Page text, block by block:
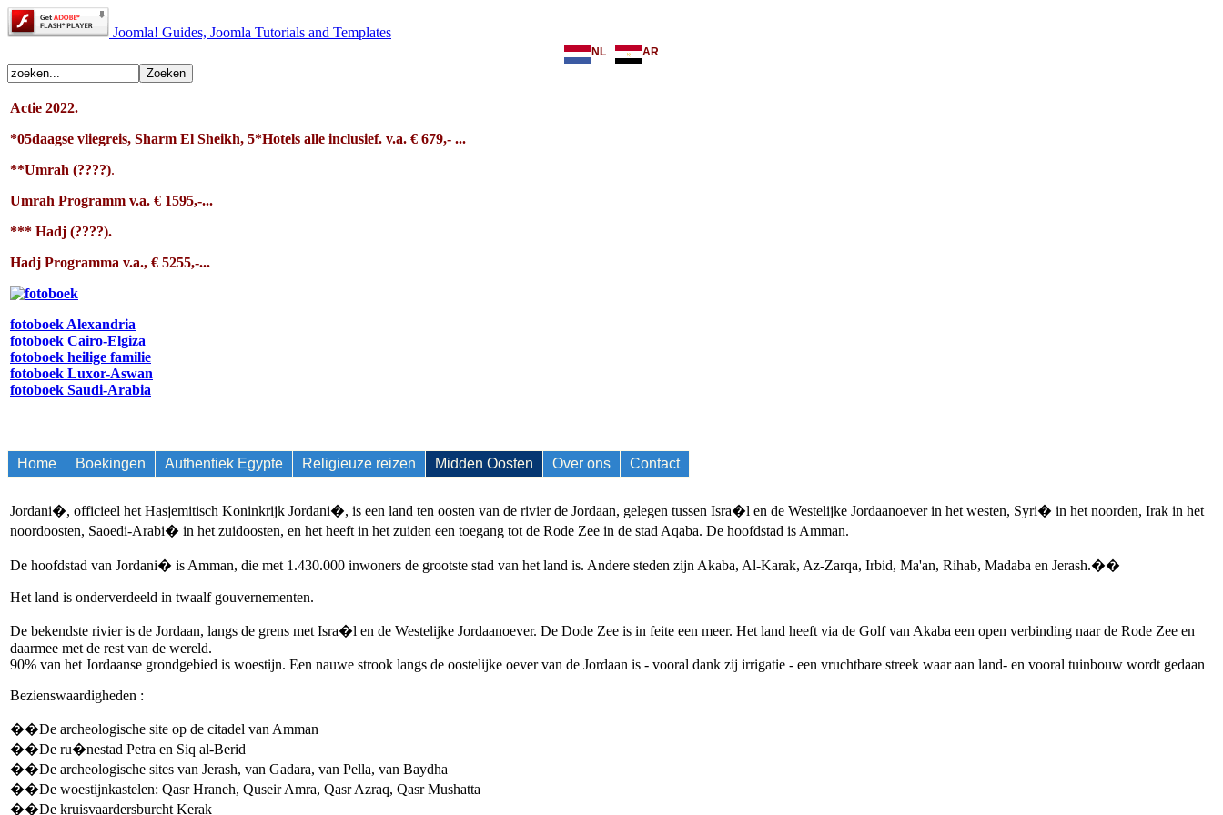
Joomla! Guides, Joomla Tutorials and Templates
NL AR
Actie 2022.
*05daagse vliegreis, Sharm El Sheikh, 5*Hotels alle inclusief. v.a. € 679,- ...
**Umrah (????).
Umrah Programm v.a. € 1595,-...
*** Hadj (????).
Hadj Programma v.a., € 5255,-...
fotoboek Alexandria
fotoboek Cairo-Elgiza
fotoboek heilige familie
fotoboek Luxor-Aswan
fotoboek Saudi-Arabia
Home Boekingen Authentiek Egypte Religieuze reizen Midden Oosten Over ons Contact
Jordani�, officieel het Hasjemitisch Koninkrijk Jordani�, is een land ten oosten van de rivier de Jordaan, gelegen tussen Isra�l en de Westelijke Jordaanoever in het westen, Syri� in het noorden, Irak in het
noordoosten, Saoedi-Arabi� in het zuidoosten, en het heeft in het zuiden een toegang tot de Rode Zee in de stad Aqaba. De hoofdstad is Amman.
De hoofdstad van Jordani� is Amman, die met 1.430.000 inwoners de grootste stad van het land is. Andere steden zijn Akaba, Al-Karak, Az-Zarqa, Irbid, Ma'an, Rihab, Madaba en Jerash.��
Het land is onderverdeeld in twaalf gouvernementen.
De bekendste rivier is de Jordaan, langs de grens met Isra�l en de Westelijke Jordaanoever. De Dode Zee is in feite een meer. Het land heeft via de Golf van Akaba een open verbinding naar de Rode Zee en
daarmee met de rest van de wereld.
90% van het Jordaanse grondgebied is woestijn. Een nauwe strook langs de oostelijke oever van de Jordaan is - vooral dank zij irrigatie - een vruchtbare streek waar aan land- en vooral tuinbouw wordt gedaan
Bezienswaardigheden :
��De archeologische site op de citadel van Amman
��De ru�nestad Petra en Siq al-Berid
��De archeologische sites van Jerash, van Gadara, van Pella, van Baydha
��De woestijnkastelen: Qasr Hraneh, Quseir Amra, Qasr Azraq, Qasr Mushatta
��De kruisvaardersburcht Kerak